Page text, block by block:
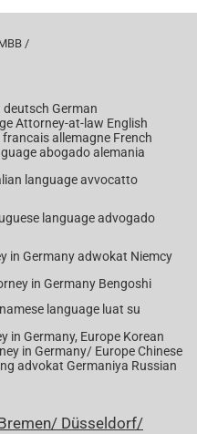
/
German
English
French
Korean
Chinese
Russian
Düsseldorf/